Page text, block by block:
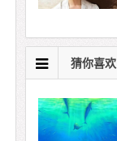
猜你喜欢